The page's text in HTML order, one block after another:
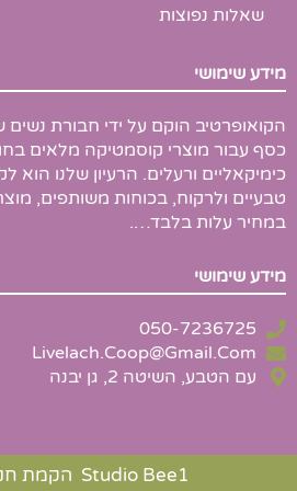
שאלות נפוצות
מידע שימושי
הקואופרטיב הוקם על ידי חבורת
כסף עבור מוצרי קוסמטיקה מלאים
כימיקאליים ורעלים. הרעיון שלנו הוא
טבעיים ולרקוח, בכוחות משותפים,
במחיר עלות בלבד….
מידע שימושי
050-7236725
Livelach.Coop@Gmail.Com
עם הטבע, השיטה 2, גן יבנה
‎ Studio Bee1 הקמת חנויות וקידום‎‎